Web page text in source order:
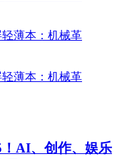
AI、创作、娱乐